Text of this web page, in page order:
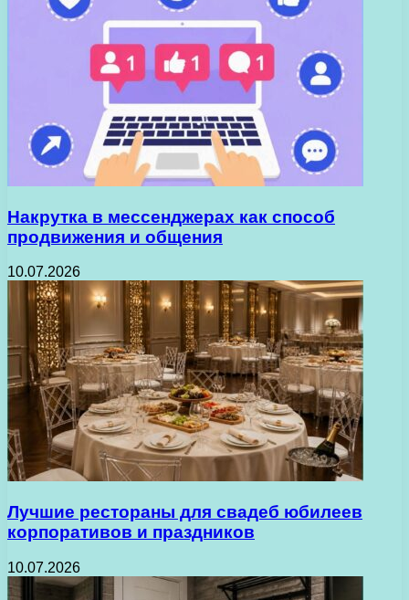
Накрутка в мессенджерах как способ
продвижения и общения
10.07.2026
Лучшие рестораны для свадеб юбилеев
корпоративов и праздников
10.07.2026